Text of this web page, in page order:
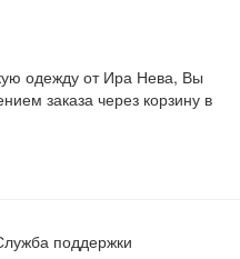
одежду от Ира Нева, Вы
заказа через корзину в
поддержки